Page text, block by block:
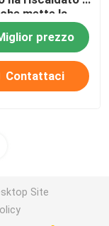
mette la
di finitura di
prezzo
Contattaci
Site